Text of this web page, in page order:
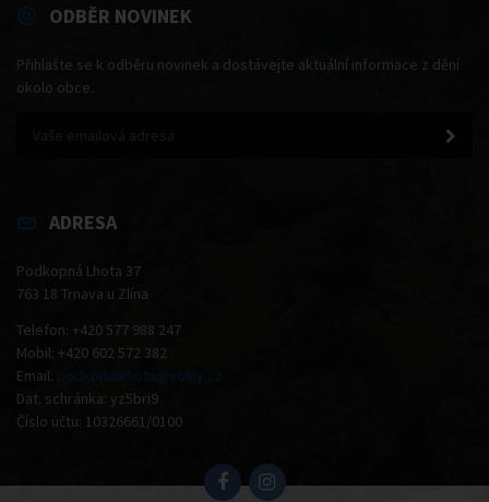
ODBĚR NOVINEK
Přihlašte se k odběru novinek a dostávejte aktuální informace z dění
okolo obce.
ADRESA
Podkopná Lhota 37
763 18 Trnava u Zlína
Telefon: +420 577 988 247
Mobil: +420 602 572 382
Email: podkopnalhota@volny.cz
Dat. schránka: yz5bri9
Číslo účtu: 10326661/0100